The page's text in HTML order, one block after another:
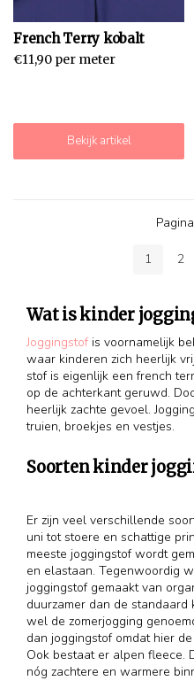
French Terry kobalt
€11,90 per meter
Bekijk artikel
1 2
Wat is kinder
Joggingstof is voornamelijk
waar kinderen zich heerlijk
stof is eigenlijk een french
op de achterkant geruwd.
heerlijk zachte gevoel.
truien, broekjes en vestjes.
Soorten kinder
Er zijn veel verschillende
uni tot stoere en schattige
meeste joggingstof wordt
en elastaan. Tegenwoordig
joggingstof gemaakt van
duurzamer dan de standaard
wel de zomerjogging
dan joggingstof omdat hier
Ook bestaat er alpen fleece.
nóg zachtere en warmere